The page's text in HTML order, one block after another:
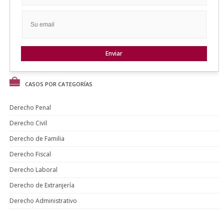
CASOS POR CATEGORÍAS
Derecho Penal
Derecho Civil
Derecho de Familia
Derecho Fiscal
Derecho Laboral
Derecho de Extranjería
Derecho Administrativo